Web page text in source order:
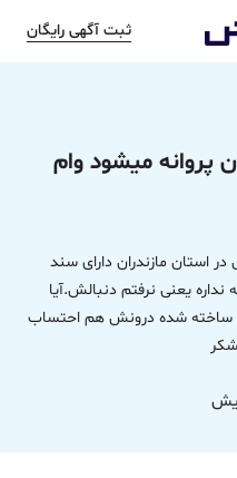
ثبت آگهی رایگان
میشود وام
استان مازندران دارای سند
نداره یعنی نرفتم دنبالش.آیا
ساخته شده درونش هم احتساب